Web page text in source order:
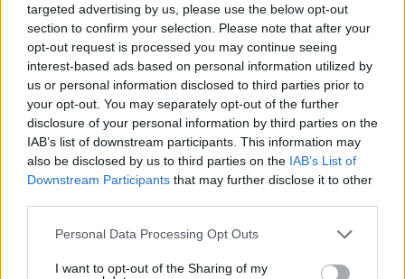
targeted advertising by us, please use the below opt-out
section to confirm your selection. Please note that after your
opt-out request is processed you may continue seeing
interest-based ads based on personal information utilized by
us or personal information disclosed to third parties prior to
your opt-out. You may separately opt-out of the further
disclosure of your personal information by third parties on the
IAB’s list of downstream participants. This information may
also be disclosed by us to third parties on the IAB’s List of
Downstream Participants that may further disclose it to other
Please note that this website/app uses one or more Google
not limited to your visit or usage behaviour. You may click to
Personal Data Processing Opt Outs
I want to opt-out of the Sharing of my
Συνολικά συνελήφθησαν έξι άτομα, ενώ στη
δικογραφία περιλαμβάνονται ακόμη έξι
ταυτοποιημένα πρόσωπα. Οι κατηγορίες που
αντιμετωπίζουν αφορούν, κατά περίπτωση,
εγκληματική οργάνωση, εκβίαση κατ’
εξακολούθηση, ζωοκλοπή, αγροτικές φθορές,
εμπρησμό, διακεκριμένη φθορά ξένης
Ένωσης.